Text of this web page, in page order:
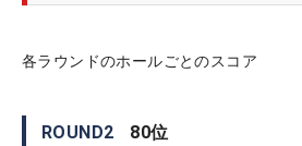
各ラウンドのホールごとのスコア
ROUND2 80位